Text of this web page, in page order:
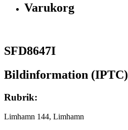
Varukorg
SFD8647I
Bildinformation (IPTC)
Rubrik:
Limhamn 144, Limhamn